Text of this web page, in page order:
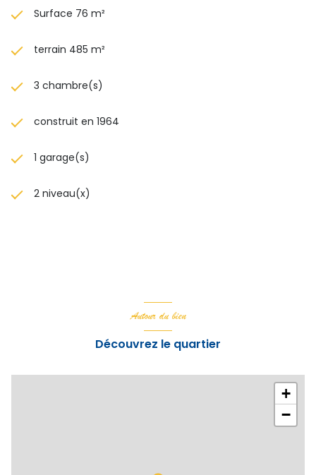
Surface 76 m²
terrain 485 m²
3 chambre(s)
construit en 1964
1 garage(s)
2 niveau(x)
Autour du bien
Découvrez le quartier
+
−